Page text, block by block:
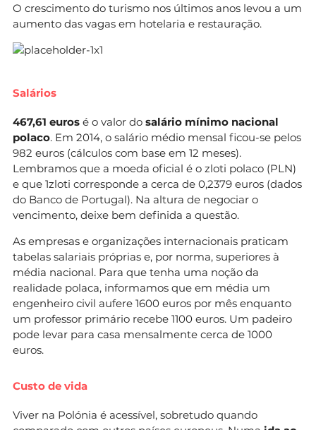
O crescimento do turismo nos últimos anos levou a um
aumento das vagas em hotelaria e restauração.
Salários
467,61 euros é o valor do salário mínimo nacional
polaco. Em 2014, o salário médio mensal ficou-se pelos
982 euros (cálculos com base em 12 meses).
Lembramos que a moeda oficial é o zloti polaco (PLN)
e que 1zloti corresponde a cerca de 0,2379 euros (dados
do Banco de Portugal). Na altura de negociar o
vencimento, deixe bem definida a questão.
As empresas e organizações internacionais praticam
tabelas salariais próprias e, por norma, superiores à
média nacional. Para que tenha uma noção da
realidade polaca, informamos que em média um
engenheiro civil aufere 1600 euros por mês enquanto
um professor primário recebe 1100 euros. Um padeiro
pode levar para casa mensalmente cerca de 1000
euros.
Custo de vida
Viver na Polónia é acessível, sobretudo quando